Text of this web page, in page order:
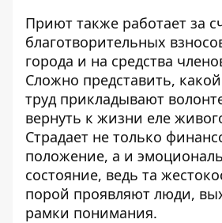
Приют также работает за
благотворительных
города и на средства
Сложно представить,
труд прикладывают
вернуть к жизни еле
Страдает не только
положение, а и
состояние, ведь та
порой проявляют люди,
рамки понимания.